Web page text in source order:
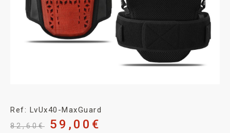
Ref: LvUx40-MaxGuard
82,60€ 59,00 €